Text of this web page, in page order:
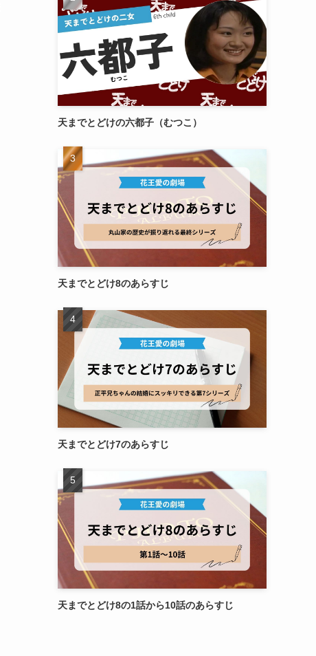
天までとどけの六都子（むつこ）
天までとどけ8のあらすじ
天までとどけ7のあらすじ
天までとどけ8の1話から10話のあらすじ